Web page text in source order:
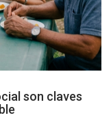
son claves